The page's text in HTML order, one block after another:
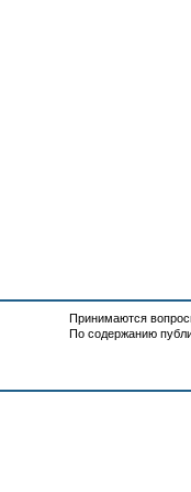
Принимаются
По содержанию